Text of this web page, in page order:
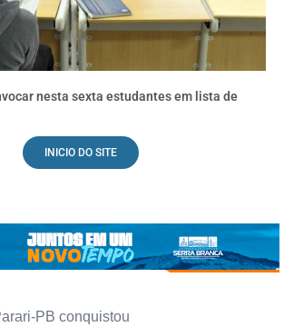
nesta sexta estudantes em lista de
INICIO DO SITE
PB conquistou